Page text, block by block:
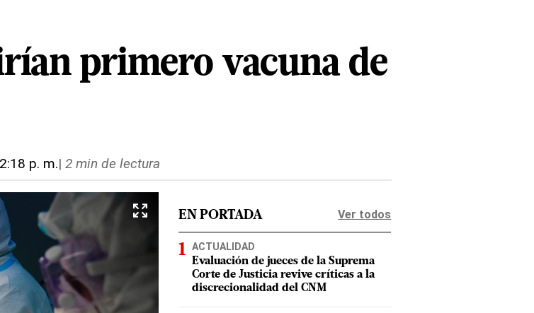
primero vacuna de
p. m.| 2 min de lectura
EN PORTADA Ver todos
ACTUALIDAD
Evaluación de jueces de la Suprema
Corte de Justicia revive críticas a la
discrecionalidad del CNM